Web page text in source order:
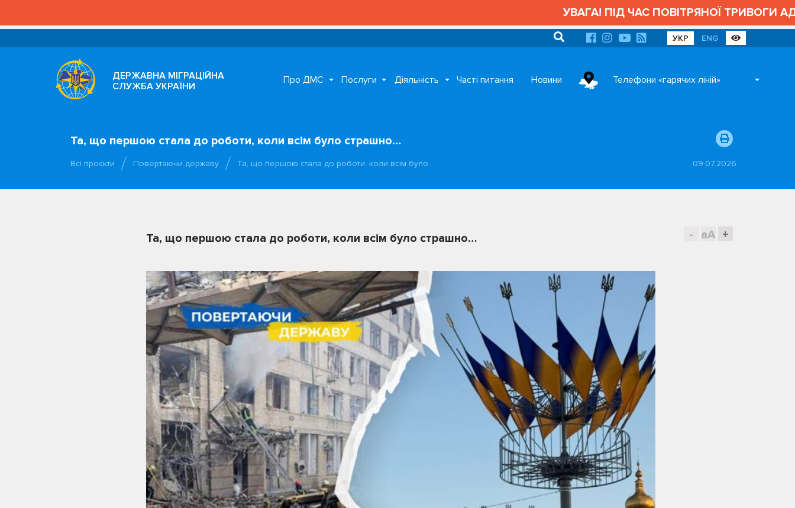
УВАГА! ПІД ЧАС ПОВІТРЯНОЇ ТРИВОГИ
УКР ENG
ДЕРЖАВНА МІГРАЦІЙНА
СЛУЖБА УКРАЇНИ
Про ДМС Послуги Діяльність Часті питання Новини Телефони «гарячих ліній»
Та, що першою стала до роботи, коли всім було страшно…
Всі проєкти Повертаючи державу Та, що першою стала до роботи, коли всім було… 09.07.2026
- aA +
Та, що першою стала до роботи, коли всім було страшно…